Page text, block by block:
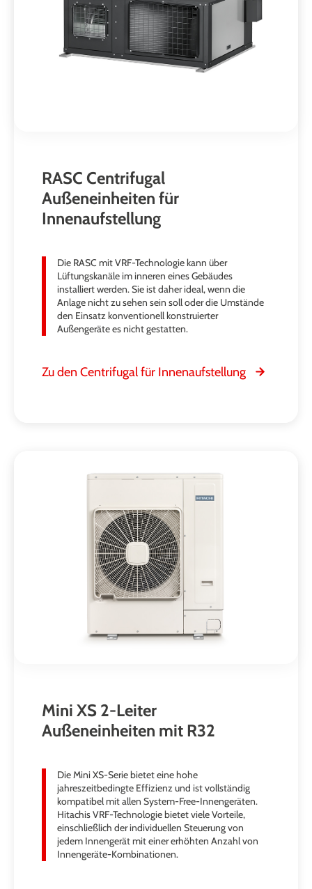
RASC Centrifugal
Außeneinheiten für
Innenaufstellung
Die RASC mit VRF-Technologie kann über
Lüftungskanäle im inneren eines Gebäudes
installiert werden. Sie ist daher ideal, wenn die
Anlage nicht zu sehen sein soll oder die Umstände
den Einsatz konventionell konstruierter
Außengeräte es nicht gestatten.
Zu den Centrifugal für Innenaufstellung
Mini XS 2-Leiter
Außeneinheiten mit R32
Die Mini XS-Serie bietet eine hohe
jahreszeitbedingte Effizienz und ist vollständig
kompatibel mit allen System-Free-Innengeräten.
Hitachis VRF-Technologie bietet viele Vorteile,
einschließlich der individuellen Steuerung von
jedem Innengerät mit einer erhöhten Anzahl von
Innengeräte-Kombinationen.